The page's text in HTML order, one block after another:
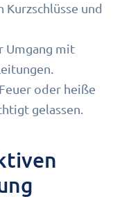
und
Umgang mit
oder heiße
gelassen.